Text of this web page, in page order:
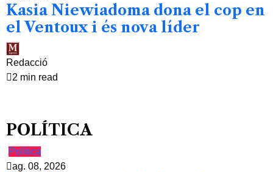
Kasia Niewiadoma dona el cop en
el Ventoux i és nova líder
Redacció
2 min read
POLÍTICA
Política
ag. 08, 2026